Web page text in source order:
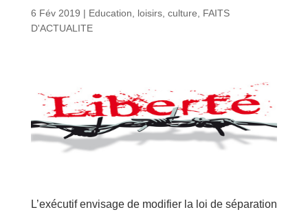
6 Fév 2019 | Education, loisirs, culture
FAITS
D'ACTUALITE
L’exécutif envisage de modifier la loi de séparation